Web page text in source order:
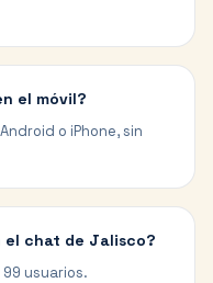
el móvil?
o iPhone, sin
el chat de Jalisco?
usuarios.